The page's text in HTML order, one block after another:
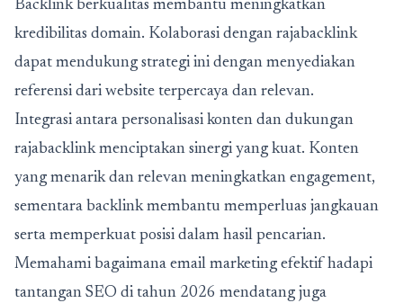
Backlink berkualitas membantu meningkatkan
kredibilitas domain. Kolaborasi dengan rajabacklink
dapat mendukung strategi ini dengan menyediakan
referensi dari website terpercaya dan relevan.
Integrasi antara personalisasi konten dan dukungan
rajabacklink menciptakan sinergi yang kuat. Konten
yang menarik dan relevan meningkatkan engagement,
sementara backlink membantu memperluas jangkauan
serta memperkuat posisi dalam hasil pencarian.
Memahami bagaimana email marketing efektif hadapi
tantangan SEO di tahun 2026 mendatang juga